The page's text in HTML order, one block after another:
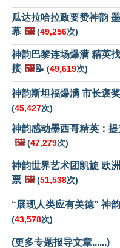
瓜达拉哈拉政要赞神韵
幕 🖼️ (49,256次)
神韵巴黎连场爆满 精英
接 🖼️📝 (49,619次)
神韵斯坦福爆满 市长褒
(45,427次)
神韵感动墨西哥精英：
🖼️ (47,279次)
神韵世界艺术团凯旋 欧
票 🖼️ (51,538次)
“展现人类应有美德” 神
(43,578次)
(更多专题报导文章......)